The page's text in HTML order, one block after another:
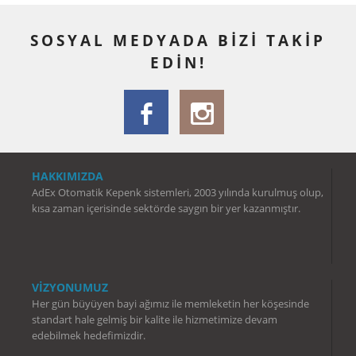
SOSYAL MEDYADA BİZİ TAKİP
EDİN!
HAKKIMIZDA
AdEx Otomatik Kepenk sistemleri, 2003 yılında kurulmuş olup,
kısa zaman içerisinde sektörde saygın bir yer kazanmıştır.
VİZYONUMUZ
Her gün büyüyen bayi ağımız ile memleketin her köşesinde
standart hale gelmiş bir kalite ile hizmetimize devam
edebilmek hedefimizdir.